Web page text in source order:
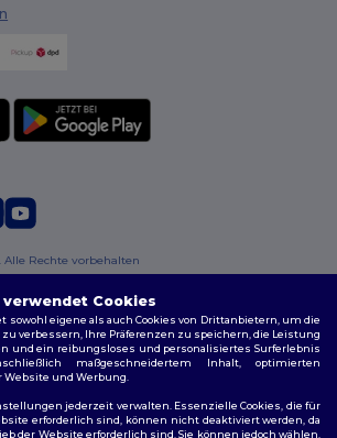
Alle Rechte vorbehalten
|Cookie-Richtlinie|
| Köln| Frankfurt | Essen| Dortmund|
Bremen
Cookies
sowohl eigene als auch Cookies von Drittanbietern, um die
verbessern, Ihre Präferenzen zu speichern, die Leistung
und ein reibungsloses und personalisiertes Surferlebnis
maßgeschneidertem Inhalt, optimierten
und Werbung.
jederzeit verwalten. Essenzielle Cookies, die für
erforderlich sind, können nicht deaktiviert werden, da
der Website erforderlich sind. Sie können jedoch wählen,